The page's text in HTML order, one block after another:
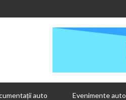
auto Evenimente auto